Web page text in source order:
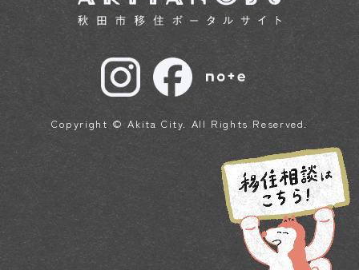
Copyright © Akita City. All Rights Reserved.